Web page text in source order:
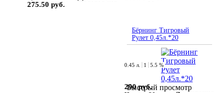
275.50 руб.
Бёрнинг Тигровый
Рулет 0,45л.*20
Быстрый просмотр
0.45 л. 1 5.5 %
290 руб.